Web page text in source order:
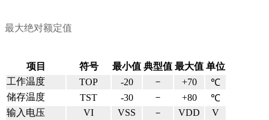
最大绝对额定值
项目 符号 最小值 典型值 最大值 单位
工作温度
TOP -20 － +70
℃
储存温度
TST -30 － +80
℃
输入电压
VI VSS － VDD
V